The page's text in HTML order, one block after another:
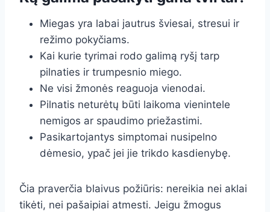
Miegas yra labai jautrus šviesai, stresui ir
režimo pokyčiams.
Kai kurie tyrimai rodo galimą ryšį tarp
pilnaties ir trumpesnio miego.
Ne visi žmonės reaguoja vienodai.
Pilnatis neturėtų būti laikoma vienintele
nemigos ar spaudimo priežastimi.
Pasikartojantys simptomai nusipelno
dėmesio, ypač jei jie trikdo kasdienybę.
Čia praverčia blaivus požiūris: nereikia nei aklai
tikėti, nei pašaipiai atmesti. Jeigu žmogus